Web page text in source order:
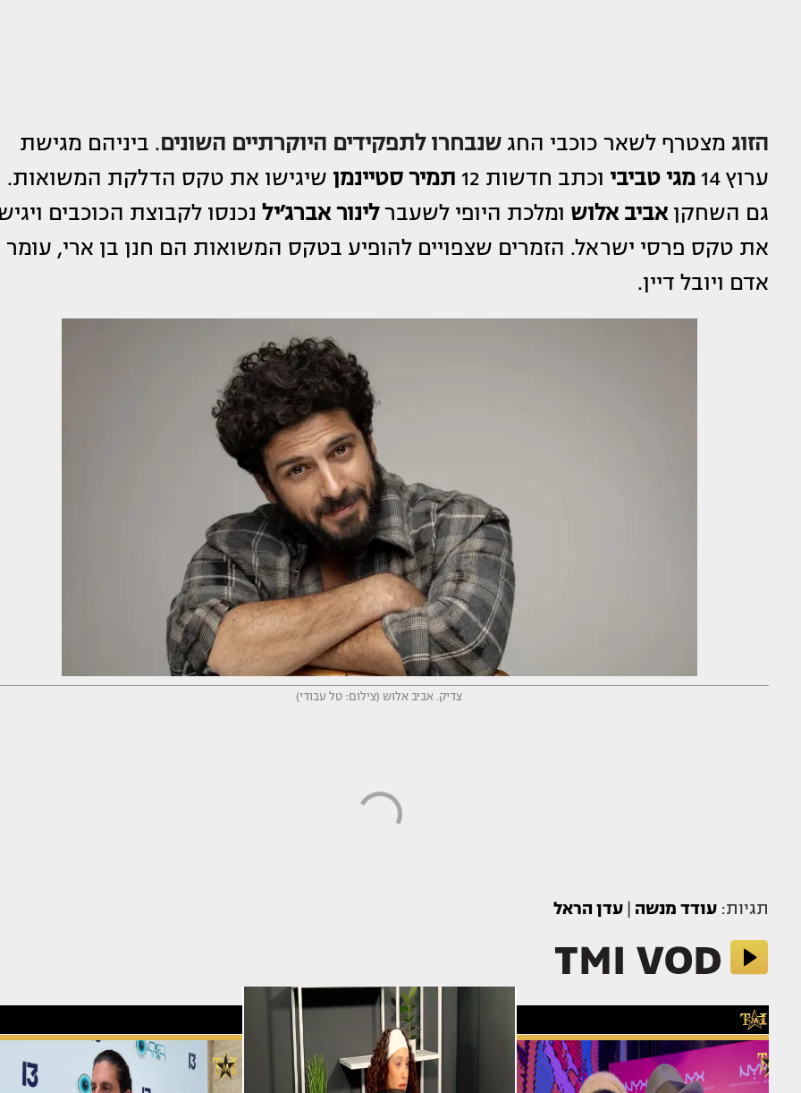
הזוג מצטרף לשאר כוכבי החגשנבחרו לתפקידים היוקרתיים השונים. ביניהם מגישת
ערוץ 14
מגי טביבי וכתב חדשות 12 תמיר סטיינמן שיגישו את טקס הדלקת המשואות.
גם השחקןאביב אלוש ומלכת היופי לשעברלינור אברג׳יל נכנסו לקבוצת הכוכבים
את טקס פרסי ישראל. הזמרים שצפויים להופיע בטקס המשואות הם חנן בן ארי, עומר
אדם ויובל דיין.
צדיק. אביב אלוש (צילום: טל עבודי)
תגיות:עודד מנשה עדן הראל
TMI VOD